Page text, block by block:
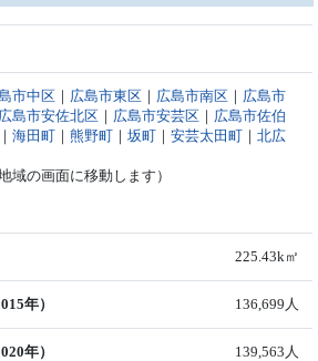
市中区 ｜ 広島市東区 ｜ 広島市南区 ｜ 広島市
広島市安佐北区 ｜ 広島市安芸区 ｜ 広島市佐伯
｜海田町 ｜熊野町 ｜坂町 ｜安芸太田町 ｜北広
域の画面に移動します）
225.43k㎡
年） 136,699人
年） 139,563人